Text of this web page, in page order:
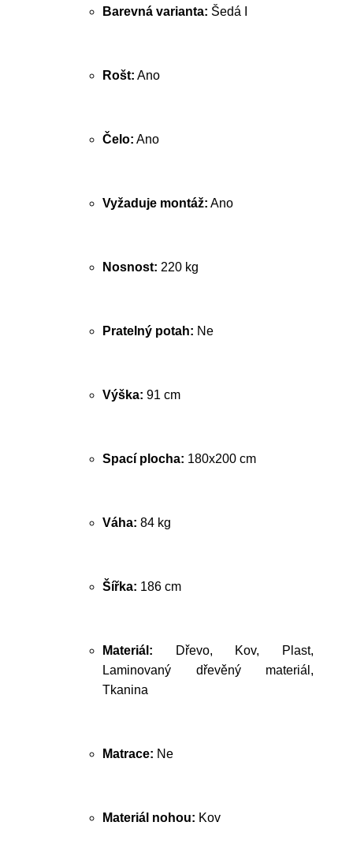
Barevná varianta: Šedá I
Rošt: Ano
Čelo: Ano
Vyžaduje montáž: Ano
Nosnost: 220 kg
Pratelný potah: Ne
Výška: 91 cm
Spací plocha: 180x200 cm
Váha: 84 kg
Šířka: 186 cm
Materiál: Dřevo, Kov, Plast,
Laminovaný dřevěný materiál,
Tkanina
Matrace: Ne
Materiál nohou: Kov